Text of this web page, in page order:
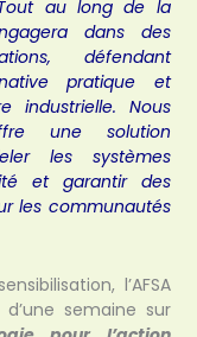
au long de la
dans des
défendant
pratique et
industrielle. Nous
une solution
les systèmes
et garantir des
les communautés
l’AFSA
semaine sur